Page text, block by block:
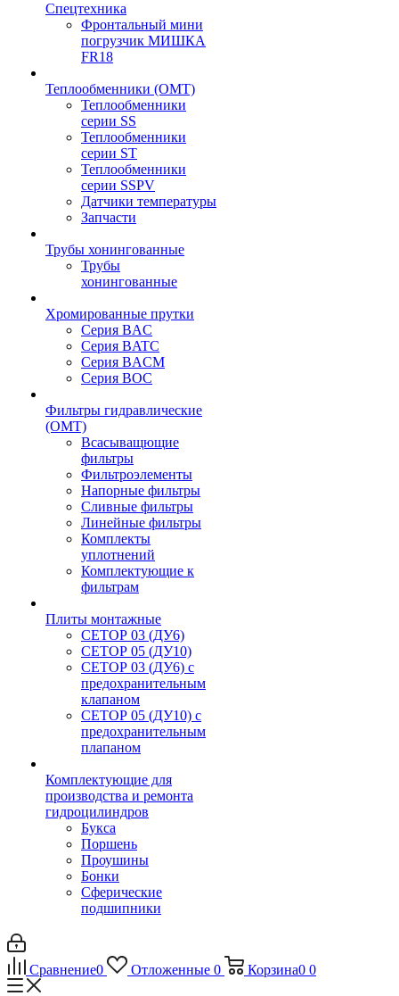
Спецтехника
Фронтальный мини
погрузчик МИШКА
FR18
Теплообменники (OMT)
Теплообменники
серии SS
Теплообменники
серии ST
Теплообменники
серии SSPV
Датчики температуры
Запчасти
Трубы хонингованные
Трубы
хонингованные
Хромированные прутки
Серия BAC
Серия BATC
Серия BACM
Серия BOC
Фильтры гидравлические
(OMT)
Всасыващющие
фильтры
Фильтроэлементы
Напорные фильтры
Сливные фильтры
Линейные фильтры
Комплекты
уплотнений
Комплектующие к
фильтрам
Плиты монтажные
CЕТОР 03 (ДУ6)
CЕТОР 05 (ДУ10)
CЕТОР 03 (ДУ6) с
предохранительным
клапаном
CЕТОР 05 (ДУ10) с
предохранительным
плапаном
Комплектующие для
производства и ремонта
гидроцилиндров
Букса
Поршень
Проушины
Бонки
Сферические
подшипники
Сравнение0 Отложенные 0 Корзина0 0